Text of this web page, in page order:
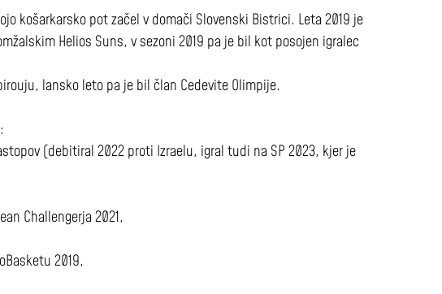
košarkarsko pot začel v domači Slovenski Bistrici. Leta 2019 je
Helios Suns, v sezoni 2019 pa je bil kot posojen igralec
lansko leto pa je bil član Cedevite Olimpije.
(debitiral 2022 proti Izraelu, igral tudi na SP 2023, kjer je
Challengerja 2021,
2019,